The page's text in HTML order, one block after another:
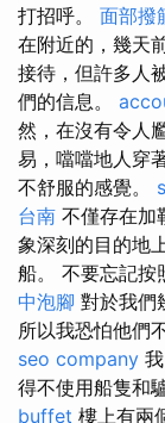
打招呼。 面部撥
在附近的，幾天
接待，但許多人
們的信息。
然，在沒有令人
易，噹噹地人穿
不舒服的感覺。
台南 不僅存在加
象深刻的目的地
船。 不要忘記按
中泡腳 對於我們
所以我恐怕他們
seo company
得不使用船隻和
buffet 樓上有兩